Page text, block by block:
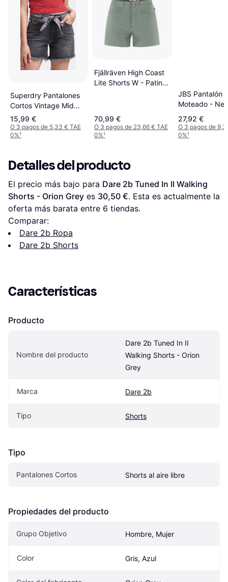
Superdry Pantalones
Cortos Vintage Mid
Rise Slim - Blanco
15,99 €
O 3 pagos de 5,33 € TAE
0%¹
Fjällräven High Coast
Lite Shorts W - Patina
70,99 €
O 3 pagos de 23,66 € TAE
0%¹
JBS Pantalón
Moteado -
27,92 €
O 3 pagos de
0%¹
Detalles del producto
El precio más bajo para Dare 2b Tuned In II Walking
Shorts - Orion Grey es 30,50 €. Esta es actualmente la
oferta más barata entre 6 tiendas.
Comparar:
Dare 2b Ropa
Dare 2b Shorts
Características
Producto
Nombre del producto
Dare 2b Tuned In II
Walking Shorts - Orion
Grey
Marca Dare 2b
Tipo Shorts
Tipo
Pantalones Cortos Shorts al aire libre
Propiedades del producto
Grupo Objetivo Hombre, Mujer
Color Gris, Azul